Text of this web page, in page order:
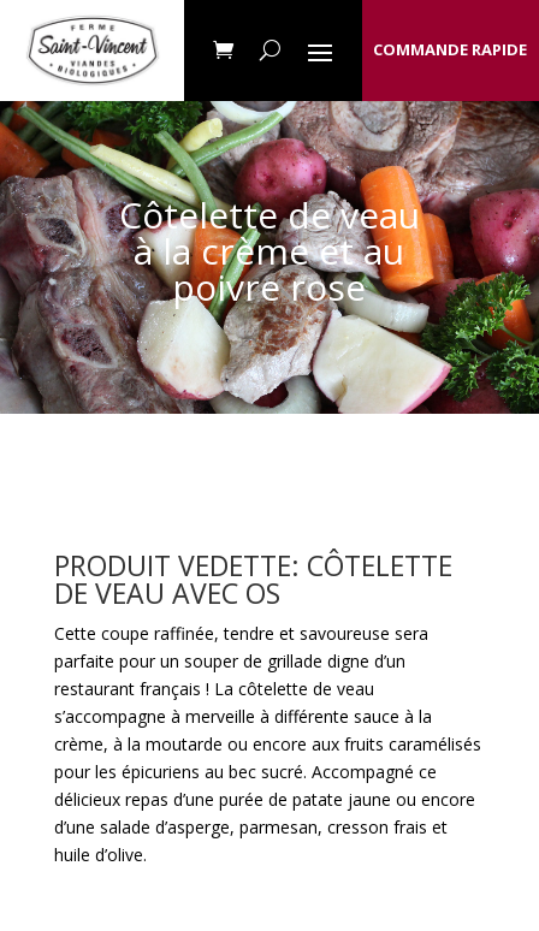
COMMANDE RAPIDE
Côtelette de veau
à la crème et au
poivre rose
PRODUIT VEDETTE: CÔTELETTE
DE VEAU AVEC OS
Cette coupe raffinée, tendre et savoureuse sera
parfaite pour un souper de grillade digne d’un
restaurant français ! La côtelette de veau
s’accompagne à merveille à différente sauce à la
crème, à la moutarde ou encore aux fruits caramélisés
pour les épicuriens au bec sucré. Accompagné ce
délicieux repas d’une purée de patate jaune ou encore
d’une salade d’asperge, parmesan, cresson frais et
huile d’olive.